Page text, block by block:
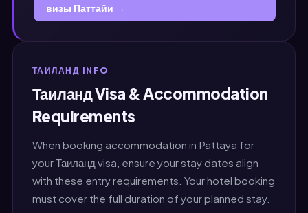
визы Паттайи →
ТАИЛАНД INFO
Таиланд Visa & Accommodation
Requirements
When booking accommodation in Pattaya for
your Таиланд visa, ensure your stay dates align
with these entry requirements. Your hotel booking
must cover the full duration of your planned stay.